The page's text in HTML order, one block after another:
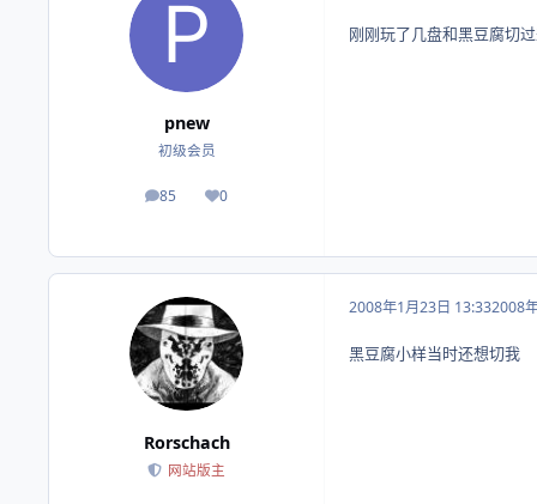
pnew
初级会员
85
帖子 0
荣誉积分
刚刚玩了几盘和黑豆腐切
Rorschach
网站版主
2008年1月23日 13:332008
黑豆腐小样当时还想切我